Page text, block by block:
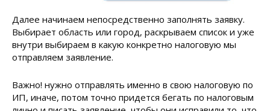
Далее начинаем непосредственно заполнять заявку.
Выбирает область или город, раскрываем список и уже
внутри выбираем в какую конкретно налоговую мы
отправляем заявление.
Важно! нужно отправлять именно в свою налоговую по
ИП, иначе, потом точно придется бегать по налоговым